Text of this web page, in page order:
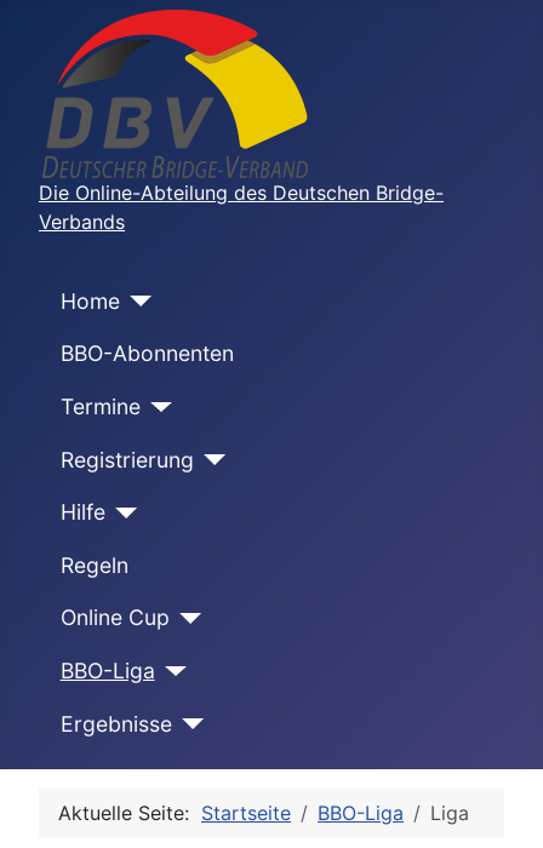
Die Online-Abteilung des Deutschen Bridge-
Verbands
Home
BBO-Abonnenten
Termine
Registrierung
Hilfe
Regeln
Online Cup
BBO-Liga
Ergebnisse
Aktuelle Seite: Startseite BBO-Liga Liga